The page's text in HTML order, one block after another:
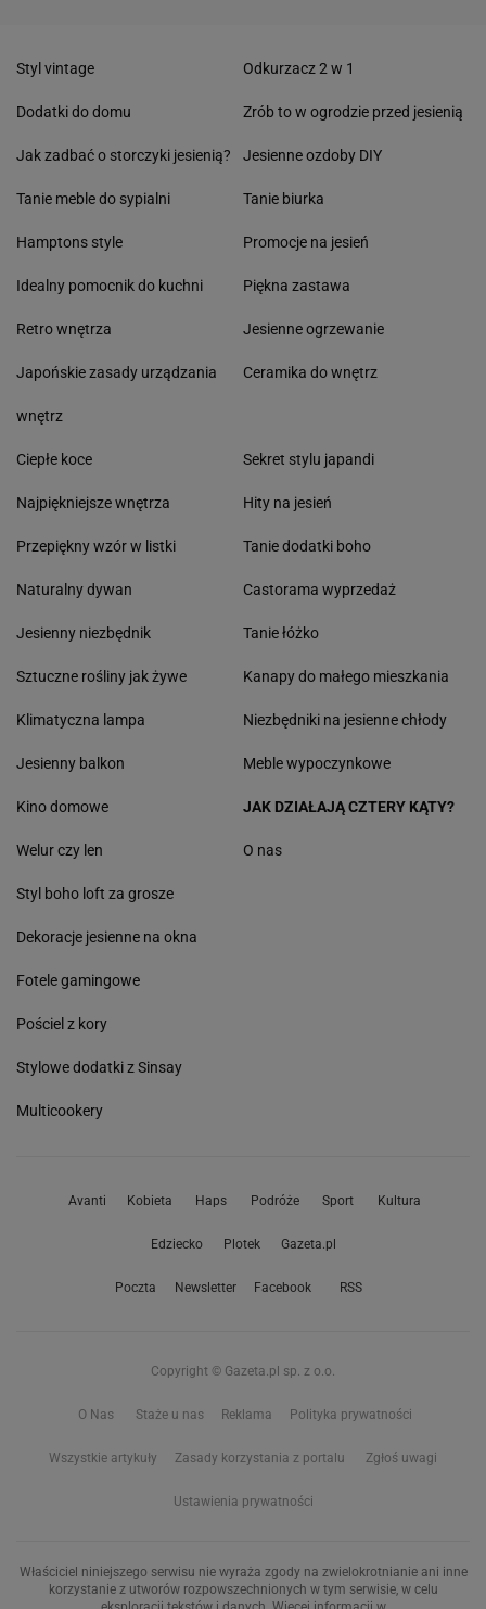
Styl vintage
Dodatki do domu
Jak zadbać o storczyki jesienią?
Tanie meble do sypialni
Hamptons style
Idealny pomocnik do kuchni
Retro wnętrza
Japońskie zasady urządzania
wnętrz
Odkurzacz 2 w 1
Zrób to w ogrodzie przed jesienią
Jesienne ozdoby DIY
Tanie biurka
Promocje na jesień
Piękna zastawa
Jesienne ogrzewanie
Ceramika do wnętrz
Ciepłe koce
Najpiękniejsze wnętrza
Przepiękny wzór w listki
Naturalny dywan
Jesienny niezbędnik
Sztuczne rośliny jak żywe
Klimatyczna lampa
Jesienny balkon
Sekret stylu japandi
Hity na jesień
Tanie dodatki boho
Castorama wyprzedaż
Tanie łóżko
Kanapy do małego mieszkania
Niezbędniki na jesienne chłody
Meble wypoczynkowe
Kino domowe
Welur czy len
Styl boho loft za grosze
Dekoracje jesienne na okna
Fotele gamingowe
Pościel z kory
Stylowe dodatki z Sinsay
Multicookery
JAK DZIAŁAJĄ CZTERY KĄTY?
O nas
Avanti Kobieta Haps Podróże Sport Kultura
Edziecko Plotek Gazeta.pl
Poczta Newsletter Facebook RSS
Copyright © Gazeta.pl sp. z o.o.
O Nas Staże u nas Reklama Polityka prywatności
Wszystkie artykuły Zasady korzystania z portalu Zgłoś uwagi
Ustawienia prywatności
Właściciel niniejszego serwisu nie wyraża zgody na zwielokrotnianie ani inne
korzystanie z utworów rozpowszechnionych w tym serwisie, w celu